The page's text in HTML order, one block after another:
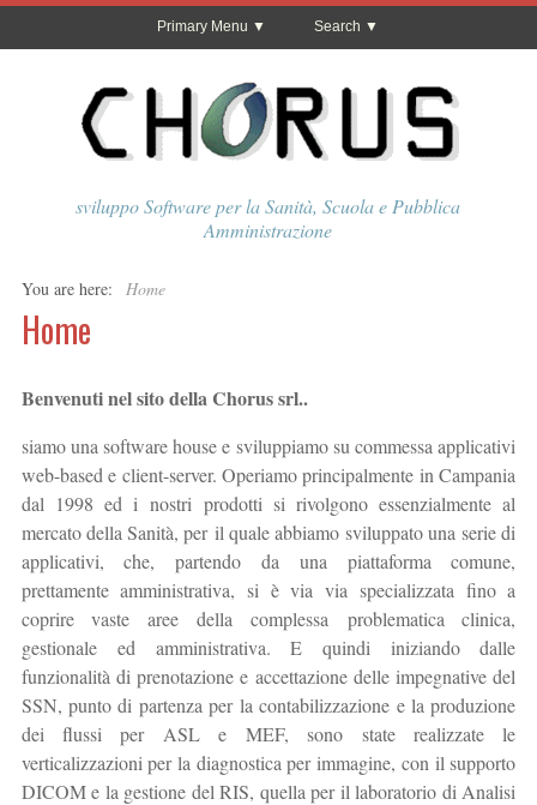
Primary Menu Search
sviluppo Software per la Sanità, Scuola e Pubblica
Amministrazione
You are here: Home
Home
Benvenuti nel sito della Chorus srl..
siamo una software house e sviluppiamo su commessa applicativi
web-based e client-server. Operiamo principalmente in Campania
dal 1998 ed i nostri prodotti si rivolgono essenzialmente al
mercato della Sanità, per il quale abbiamo sviluppato una serie di
applicativi, che, partendo da una piattaforma comune,
prettamente amministrativa, si è via via specializzata fino a
coprire vaste aree della complessa problematica clinica,
gestionale ed amministrativa. E quindi iniziando dalle
funzionalità di prenotazione e accettazione delle impegnative del
SSN, punto di partenza per la contabilizzazione e la produzione
dei flussi per ASL e MEF, sono state realizzate le
verticalizzazioni per la diagnostica per immagine, con il supporto
DICOM e la gestione del RIS, quella per il laboratorio di Analisi